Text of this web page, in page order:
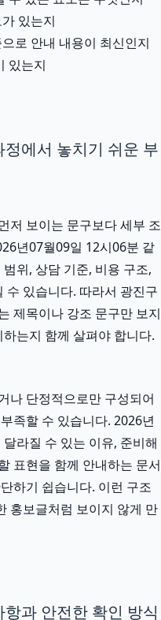
있는지
로 안내 내용이 최신인지
있는지
에서 놓치기 쉬운 부
저 보이는 문구보다 세부 조
년07월09일 12시06분 같
위, 상담 기준, 비용 구조,
수 있습니다. 따라서 광진구
제목이나 강조 문구만 보지
는지 함께 살펴야 합니다.
나 단정적으로만 구성되어
족할 수 있습니다. 2026년
라질 수 있는 이유, 준비해
표현을 함께 안내하는 문서
하기 쉽습니다. 이런 구조
홍보글처럼 보이지 않게 만
과 안전한 확인 방식